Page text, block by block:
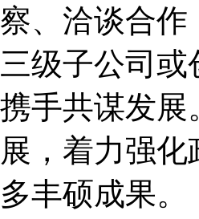
察、洽谈合
三级子公司
携手共谋发展
展，着力强
多丰硕成果。